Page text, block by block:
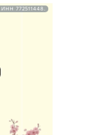
772511448.